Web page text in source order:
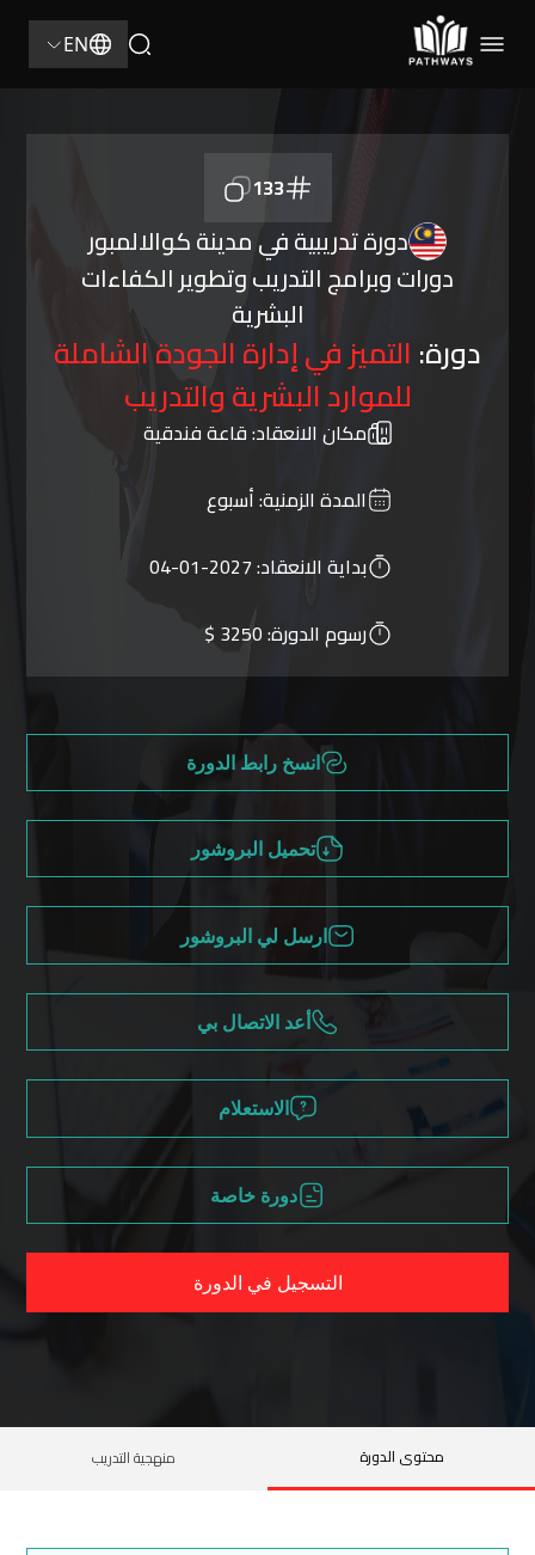
EN
133
دورة تدريبية في مدينة كوالالمبور
دورات وبرامج التدريب وتطوير الكفاءات
البشرية
دورة: التميز في إدارة الجودة الشاملة
للموارد البشرية والتدريب
مكان الانعقاد:قاعة فندقية
المدة الزمنية:أسبوع
بداية الانعقاد:2027-01-04
رسوم الدورة:3250 $
انسخ رابط الدورة
تحميل البروشور
ارسل لي البروشور
أعد الاتصال بي
الاستعلام
دورة خاصة
التسجيل في الدورة
محتوى الدورة منهجية التدريب